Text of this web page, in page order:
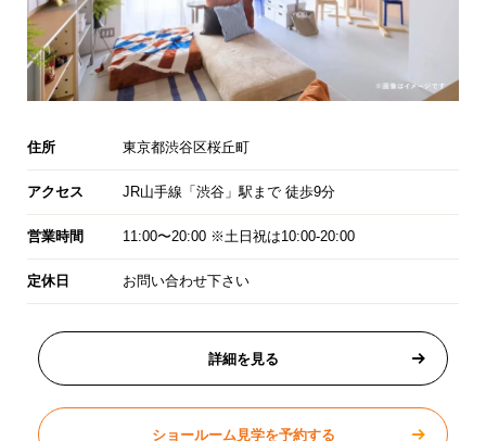
住所 東京都渋谷区桜丘町
アクセス JR山手線「渋谷」駅まで 徒歩9分
営業時間 11:00〜20:00 ※土日祝は10:00-20:00
定休日 お問い合わせ下さい
詳細を見る
ショールーム見学を予約する